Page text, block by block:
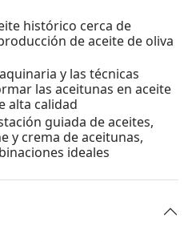
histórico cerca de
de aceite de oliva
y las técnicas
las aceitunas en aceite
alta calidad
guiada de aceites,
y crema de aceitunas,
ideales